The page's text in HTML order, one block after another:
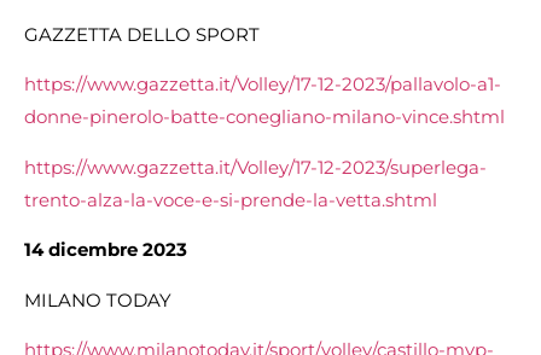
GAZZETTA DELLO SPORT
https://www.gazzetta.it/Volley/17-12-2023/pallavolo-a1-
donne-pinerolo-batte-conegliano-milano-vince.shtml
https://www.gazzetta.it/Volley/17-12-2023/superlega-
trento-alza-la-voce-e-si-prende-la-vetta.shtml
14 dicembre 2023
MILANO TODAY
https://www.milanotoday.it/sport/volley/castillo-mvp-